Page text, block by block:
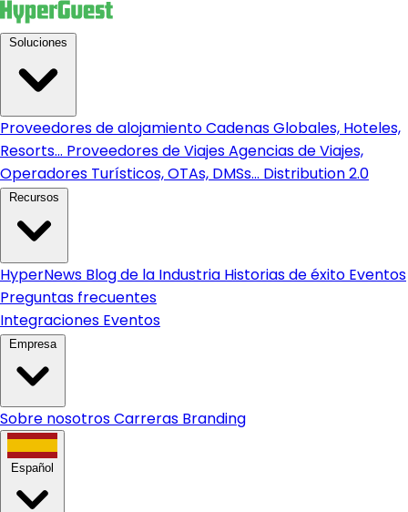
Proveedores de alojamientoCadenas Globales, Hoteles,
Resorts... Proveedores de ViajesAgencias de Viajes,
Operadores Turísticos, OTAs, DMSs... Distribution 2.0
HyperNews Blog de la Industria Historias de éxito Eventos
Preguntas frecuentes
Integraciones Eventos
Empresa
Sobre nosotrosCarreras Branding
Español